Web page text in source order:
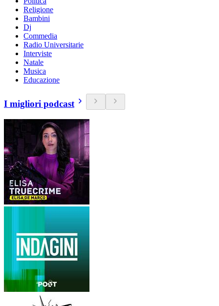
Religione
Bambini
Dj
Commedia
Radio Universitarie
Interviste
Natale
Musica
Educazione
I migliori podcast